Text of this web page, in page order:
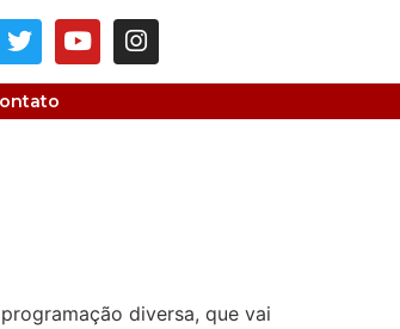
diversa, que vai